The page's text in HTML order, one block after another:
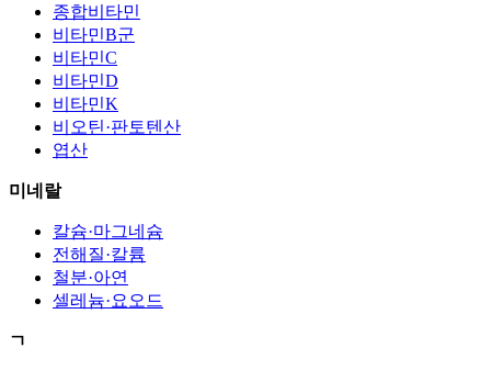
종합비타민
비타민B군
비타민C
비타민D
비타민K
비오틴·판토텐산
엽산
미네랄
칼슘·마그네슘
전해질·칼륨
철분·아연
셀레늄·요오드
ㄱ